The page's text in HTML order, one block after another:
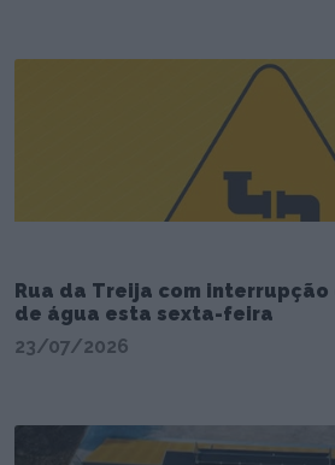
Rua da Treija com
de água esta sexta-feira
23/07/2026